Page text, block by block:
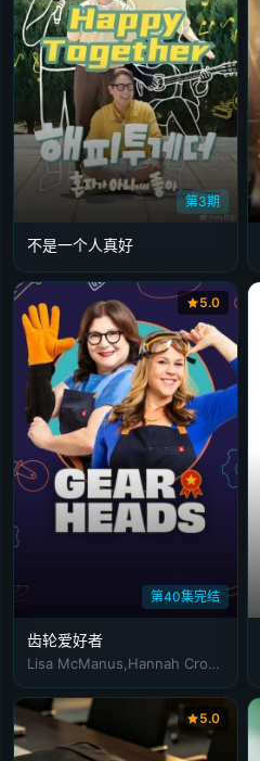
第3期
不是一个人真好
第40集完结
5.0
齿轮爱好者
Lisa McManus,Hannah Crowle
5.0